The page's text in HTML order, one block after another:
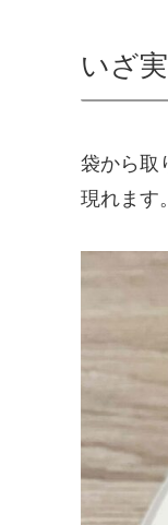
いざ
袋から取
現れます